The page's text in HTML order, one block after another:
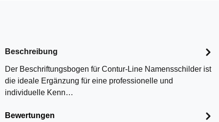
Beschreibung
Der Beschriftungsbogen für Contur-Line Namensschilder ist
die ideale Ergänzung für eine professionelle und
individuelle Kenn…
Bewertungen